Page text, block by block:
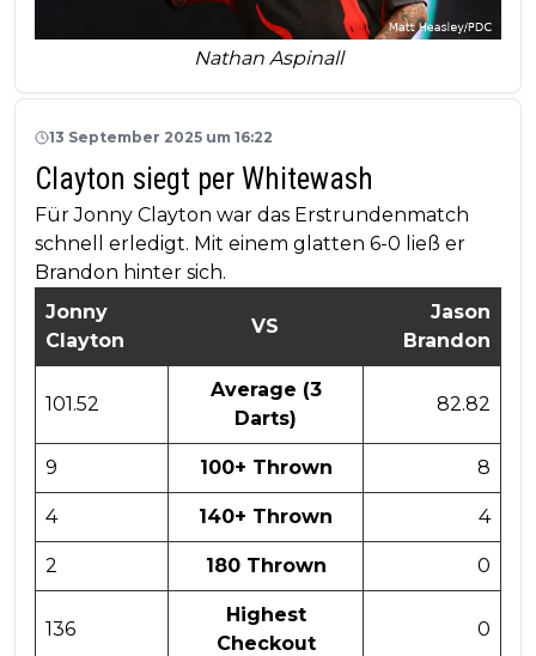
Nathan Aspinall
13 September 2025 um 16:22
Clayton siegt per Whitewash
Für Jonny Clayton war das Erstrundenmatch
schnell erledigt. Mit einem glatten 6-0 ließ er
Brandon hinter sich.
Jonny
Clayton
VS
Jason
Brandon
101.52
Average (3
Darts)
82.82
9 100+ Thrown 8
4 140+ Thrown 4
2 180 Thrown 0
136
Highest
Checkout
0